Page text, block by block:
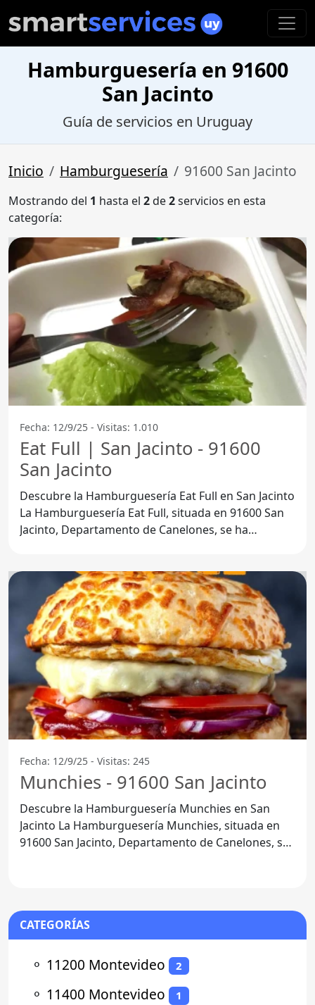
Hamburguesería en 91600
San Jacinto
Guía de servicios en Uruguay
Inicio Hamburguesería 91600 San Jacinto
Mostrando del 1 hasta el 2de2servicios en esta
categoría:
Fecha: 12/9/25 - Visitas: 1.010
Eat Full | San Jacinto - 91600
San Jacinto
Descubre la Hamburguesería Eat Full en San Jacinto
La Hamburguesería Eat Full, situada en 91600 San
Jacinto, Departamento de Canelones, se ha
Fecha: 12/9/25 - Visitas: 245
Munchies - 91600 San Jacinto
Descubre la Hamburguesería Munchies en San
Jacinto La Hamburguesería Munchies, situada en
91600 San Jacinto, Departamento de Canelones, se
CATEGORÍAS
⚬ 11200 Montevideo 2
⚬ 11400 Montevideo 1